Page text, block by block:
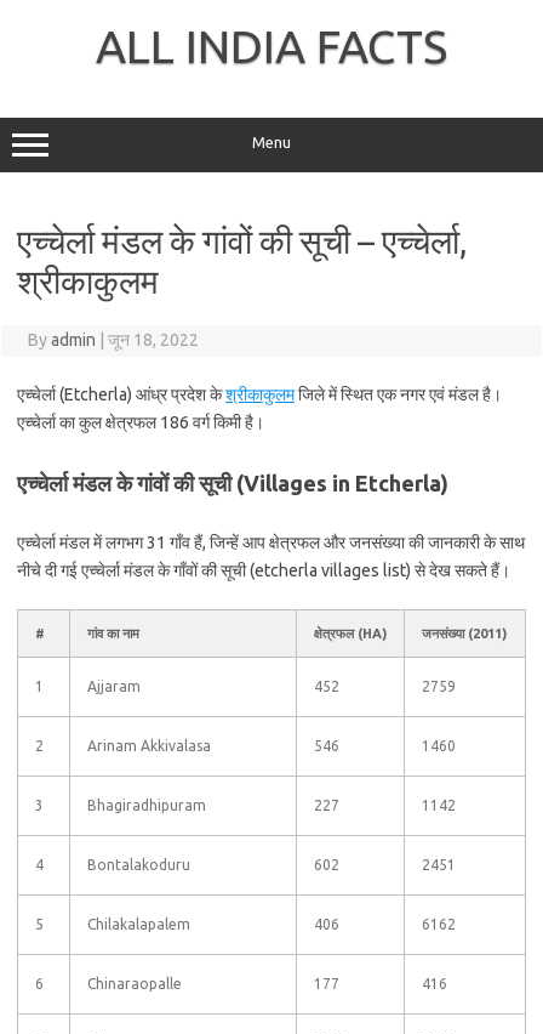
ALL INDIA FACTS
Menu
एच्चेर्ला मंडल के गांवों की सूची – एच्चेर्ला,
श्रीकाकुलम
Byadmin जून 18, 2022
एच्चेर्ला (Etcherla) आंध्र प्रदेश केश्रीकाकुलमजिले में स्थित एक नगर एवं मंडल है।
एच्चेर्ला का कुल क्षेत्रफल 186 वर्ग किमी है।
एच्चेर्ला मंडल के गांवों की सूची (Villages in Etcherla)
एच्चेर्ला मंडल में लगभग 31 गाँव हैं, जिन्हें आप क्षेत्रफल और जनसंख्या की जानकारी के साथ
नीचे दी गई एच्चेर्ला मंडल के गाँवों की सूची (etcherla villages list) से देख सकते हैं।
# गांव का नाम क्षेत्रफल (HA) जनसंख्या (2011)
1 Ajjaram 452 2759
2 Arinam Akkivalasa 546 1460
3 Bhagiradhipuram 227 1142
4 Bontalakoduru 602 2451
5 Chilakalapalem 406 6162
6 Chinaraopalle 177 416